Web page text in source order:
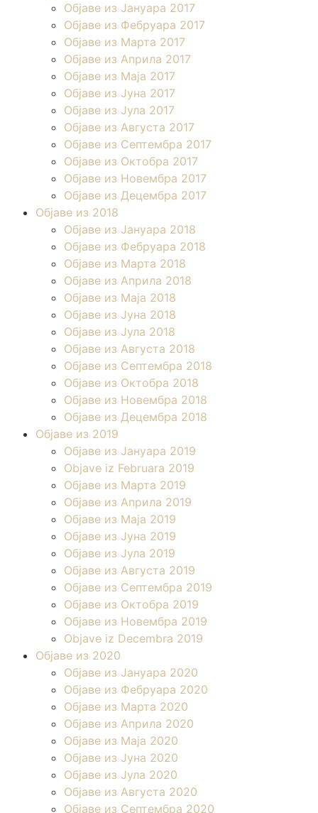
Објаве из Јануара 2017
Објаве из Фебруара 2017
Објаве из Марта 2017
Објаве из Априла 2017
Објаве из Маја 2017
Објаве из Јуна 2017
Објаве из Јула 2017
Објаве из Августа 2017
Објаве из Септембра 2017
Објаве из Октобра 2017
Објаве из Новембра 2017
Објаве из Децембра 2017
Објаве из 2018
Објаве из Јануара 2018
Објаве из Фебруара 2018
Објаве из Марта 2018
Објаве из Априла 2018
Објаве из Маја 2018
Објаве из Јуна 2018
Објаве из Јула 2018
Објаве из Августа 2018
Објаве из Септембра 2018
Објаве из Октобра 2018
Објаве из Новембра 2018
Објаве из Децембра 2018
Објаве из 2019
Објаве из Јануара 2019
Objave iz Februara 2019
Објаве из Марта 2019
Објаве из Априла 2019
Објаве из Маја 2019
Објаве из Јуна 2019
Објаве из Јула 2019
Објаве из Августа 2019
Објаве из Септембра 2019
Објаве из Октобра 2019
Објаве из Новембра 2019
Objave iz Decembra 2019
Објаве из 2020
Објаве из Јануара 2020
Објаве из Фебруара 2020
Објаве из Марта 2020
Објаве из Априла 2020
Објаве из Маја 2020
Објаве из Јуна 2020
Објаве из Јула 2020
Објаве из Августа 2020
Објаве из Септембра 2020